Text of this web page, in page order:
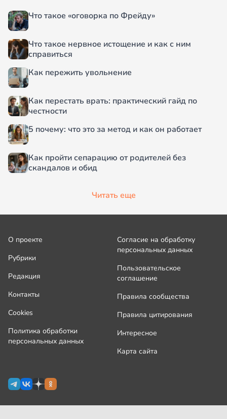
Что такое «оговорка по Фрейду»
Что такое нервное истощение и как с ним
справиться
Как пережить увольнение
Как перестать врать: практический гайд по
честности
5 почему: что это за метод и как он работает
Как пройти сепарацию от родителей без
скандалов и обид
Читать еще
О проекте
Рубрики
Редакция
Контакты
Cookies
Политика обработки
персональных данных
Согласие на обработку
персональных данных
Пользовательское
соглашение
Правила сообщества
Правила цитирования
Интересное
Карта сайта